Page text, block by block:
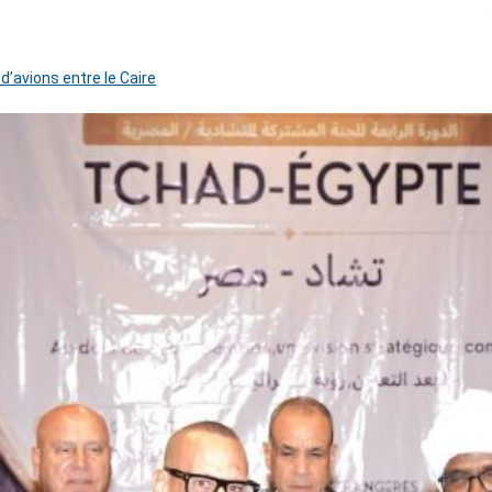
entre le Caire